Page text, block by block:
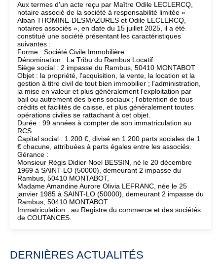
Aux termes d'un acte reçu par Maître Odile LECLERCQ,
notaire associé de la société à responsabilité limitée «
Alban THOMINE-DESMAZURES et Odile LECLERCQ,
notaires associés », en date du 15 juillet 2025, il a été
constitué une société présentant les caractéristiques
suivantes :
Forme : Société Civile Immobilière
Dénomination : La Tribu du Rambus Locatif
Siège social : 2 impasse du Rambus, 50410 MONTABOT
Objet : la propriété, l'acquisition, la vente, la location et la
gestion à titre civil de tout bien immobilier ; l'administration,
la mise en valeur et plus généralement l'exploitation par
bail ou autrement des biens sociaux ; l'obtention de tous
crédits et facilités de caisse, et plus généralement toutes
opérations civiles se rattachant à cet objet.
Durée : 99 années à compter de son immatriculation au
RCS
Capital social : 1.200 €, divisé en 1.200 parts sociales de 1
€ chacune, attribuées à parts égales entre les associés.
Gérance :
Monsieur Régis Didier Noel BESSIN, né le 20 décembre
1969 à SAINT-LO (50000), demeurant 2 impasse du
Rambus, 50410 MONTABOT,
Madame Amandine Aurore Olivia LEFRANC, née le 25
janvier 1985 à SAINT-LO (50000), demeurant 2 impasse du
Rambus, 50410 MONTABOT.
Immatriculation : au Registre du commerce et des sociétés
de COUTANCES.
DERNIÈRES ACTUALITÉS